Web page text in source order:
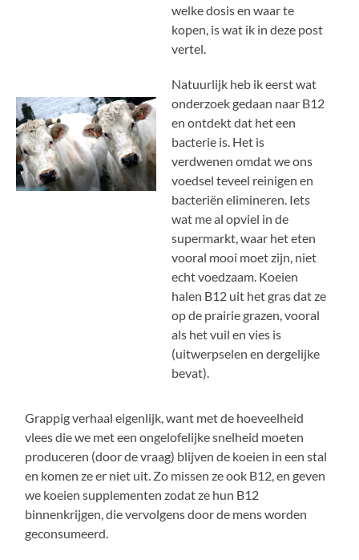
welke dosis en waar te
kopen, is wat ik in deze post
vertel.
Natuurlijk heb ik eerst wat
onderzoek gedaan naar B12
en ontdekt dat het een
bacterie is. Het is
verdwenen omdat we ons
voedsel teveel reinigen en
bacteriën elimineren. Iets
wat me al opviel in de
supermarkt, waar het eten
vooral mooi moet zijn, niet
echt voedzaam. Koeien
halen B12 uit het gras dat ze
op de prairie grazen, vooral
als het vuil en vies is
(uitwerpselen en dergelijke
bevat).
Grappig verhaal eigenlijk, want met de hoeveelheid
vlees die we met een ongelofelijke snelheid moeten
produceren (door de vraag) blijven de koeien in een stal
en komen ze er niet uit. Zo missen ze ook B12, en geven
we koeien supplementen zodat ze hun B12
binnenkrijgen, die vervolgens door de mens worden
geconsumeerd.